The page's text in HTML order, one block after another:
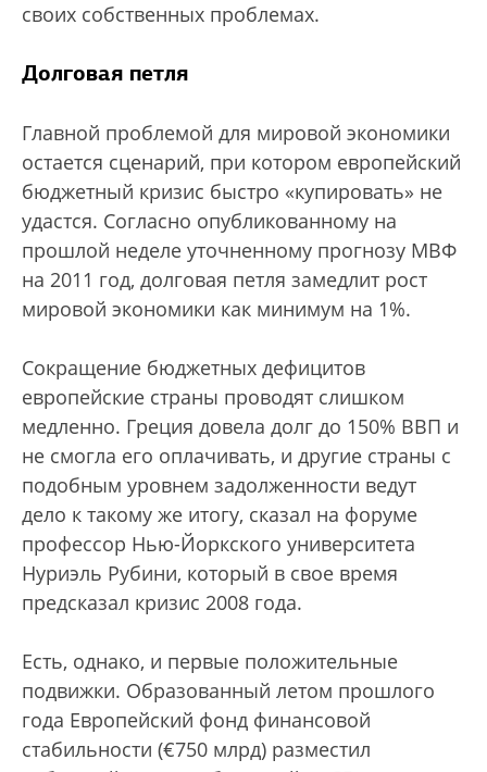
своих собственных проблемах.
Долговая петля
Главной проблемой для мировой экономики
остается сценарий, при котором европейский
бюджетный кризис быстро «купировать» не
удастся. Согласно опубликованному на
прошлой неделе уточненному прогнозу МВФ
на 2011 год, долговая петля замедлит рост
мировой экономики как минимум на 1%.
Сокращение бюджетных дефицитов
европейские страны проводят слишком
медленно. Греция довела долг до 150% ВВП и
не смогла его оплачивать, и другие страны с
подобным уровнем задолженности ведут
дело к такому же итогу, сказал на форуме
профессор Нью-Йоркского университета
Нуриэль Рубини, который в свое время
предсказал кризис 2008 года.
Есть, однако, и первые положительные
подвижки. Образованный летом прошлого
года Европейский фонд финансовой
стабильности (€750 млрд) разместил